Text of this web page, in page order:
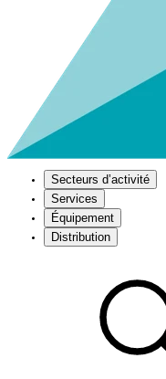
Secteurs d’activité
Services
Équipement
Distribution